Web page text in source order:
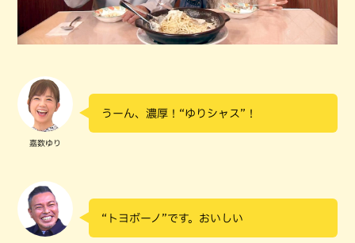
嘉数ゆり
うーん、濃厚！“ゆりシャス”！
“トヨボーノ”です。おいしい